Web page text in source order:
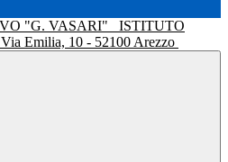
ISTITUTO
Via Emilia, 10 - 52100 Arezzo